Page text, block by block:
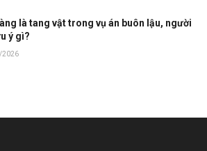
là tang vật trong vụ án buôn lậu, người
ý gì?
2026